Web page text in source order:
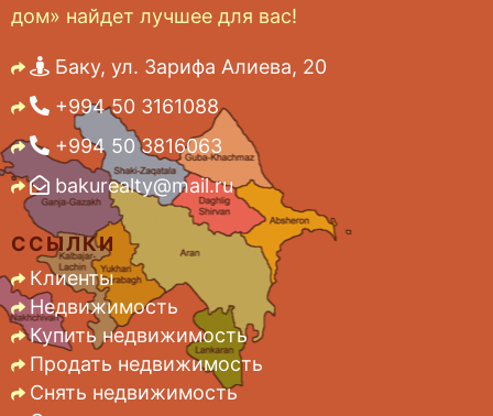
дом» найдет лучшее для вас!
Баку, ул. Зарифа Алиева, 20
+994 50 3161088
+994 50 3816063
bakurealty@mail.ru
ССЫЛКИ
Клиенты
Недвижимость
Купить недвижимость
Продать недвижимость
Снять недвижимость